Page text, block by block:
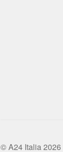
© A24 Italia 2026